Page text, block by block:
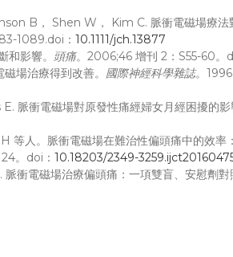
B， Shen W， Kim C. 脈衝電磁場療法
1089.doi： 10.1111/jch.13877
影響。 頭痛。2006;46 增刊 2：S55-60。
場治療得到改善。 國際神經科學雜誌。
脈衝電磁場對原發性痛經婦女月經困擾的影
人。脈衝電磁場在難治性偏頭痛中的效率
。doi： 10.18203/2349-
電磁場治療偏頭痛：一項雙盲、安慰劑對